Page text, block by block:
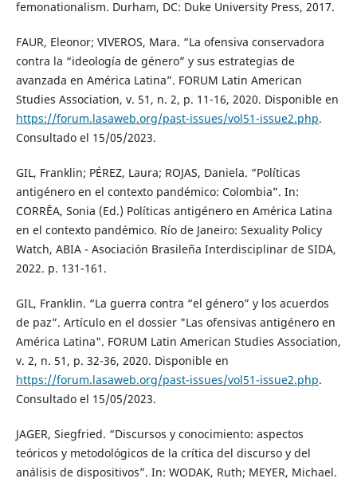
femonationalism. Durham, DC: Duke University Press, 2017.
FAUR, Eleonor; VIVEROS, Mara. “La ofensiva conservadora
contra la “ideología de género” y sus estrategias de
avanzada en América Latina”. FORUM Latin American
Studies Association, v. 51, n. 2, p. 11-16, 2020. Disponible en
https://forum.lasaweb.org/past-issues/vol51-issue2.php.
Consultado el 15/05/2023.
GIL, Franklin; PÉREZ, Laura; ROJAS, Daniela. “Políticas
antigénero en el contexto pandémico: Colombia”. In:
CORRÊA, Sonia (Ed.) Políticas antigénero en América Latina
en el contexto pandémico. Río de Janeiro: Sexuality Policy
Watch, ABIA - Asociación Brasileña Interdisciplinar de SIDA,
2022. p. 131-161.
GIL, Franklin. “La guerra contra “el género” y los acuerdos
de paz”. Artículo en el dossier "Las ofensivas antigénero en
América Latina". FORUM Latin American Studies Association,
v. 2, n. 51, p. 32-36, 2020. Disponible en
https://forum.lasaweb.org/past-issues/vol51-issue2.php.
Consultado el 15/05/2023.
JAGER, Siegfried. “Discursos y conocimiento: aspectos
teóricos y metodológicos de la crítica del discurso y del
análisis de dispositivos”. In: WODAK, Ruth; MEYER, Michael.